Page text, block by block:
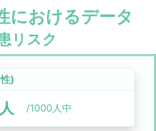
におけるデータ
リスク
)
人 /1000人中